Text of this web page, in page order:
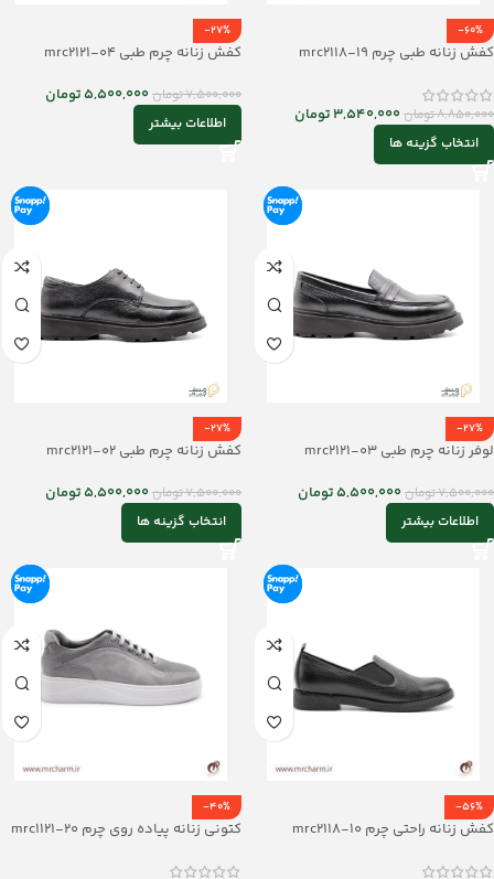
-60%
کفش زنانه طبی چرم mrc2118-19
8,850,000تومان3,540,000تومان
انتخاب گزینه ها
-27%
کفش زنانه چرم طبی mrc2121-04
7,500,000تومان5,500,000تومان
اطلاعات بیشتر
-27%
لوفر زنانه چرم طبی mrc2121-03
7,500,000تومان5,500,000تومان
اطلاعات بیشتر
-27%
کفش زنانه چرم طبی mrc2121-02
7,500,000تومان5,500,000تومان
انتخاب گزینه ها
-56%
کفش زنانه راحتی چرم mrc2118-10
-40%
کتونی زنانه پیاده روی چرم mrc1121-20